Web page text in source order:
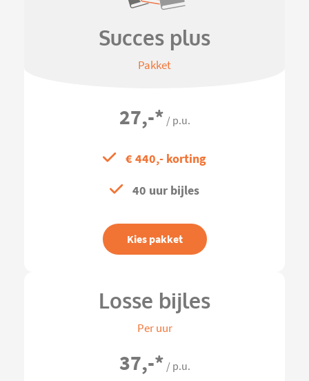
Succes plus
Pakket
27,-* / p.u.
€ 440,- korting
40 uur bijles
Kies pakket
Losse bijles
Per uur
37,-* / p.u.